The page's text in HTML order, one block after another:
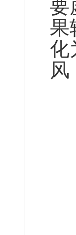
要
果
化